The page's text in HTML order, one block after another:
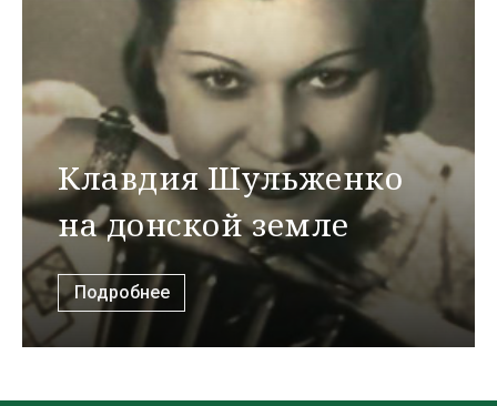
Клавдия Шульженко
на донской земле
Подробнее